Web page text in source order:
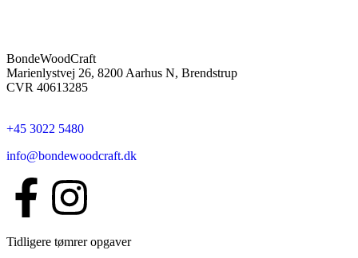
BondeWoodCraft
Marienlystvej 26, 8200 Aarhus N, Brendstrup
CVR 40613285
+45 3022 5480
info@bondewoodcraft.dk
Tidligere tømrer opgaver